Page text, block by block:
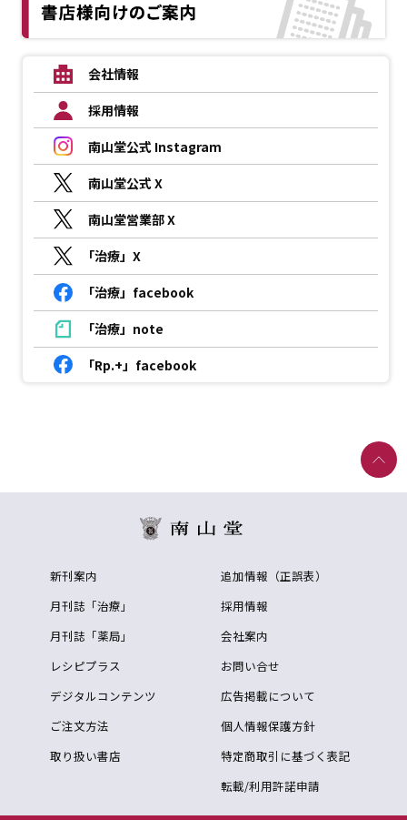
会社情報
採用情報
南山堂公式 Instagram
南山堂公式 X
南山堂営業部 X
「治療」X
「治療」facebook
「治療」note
「Rp.+」facebook
新刊案内
月刊誌「治療」
月刊誌「薬局」
レシピプラス
デジタルコンテンツ
ご注文方法
取り扱い書店
追加情報（正誤表）
採用情報
会社案内
お問い合せ
広告掲載について
個人情報保護方針
特定商取引に基づく表記
転載/利用許諾申請